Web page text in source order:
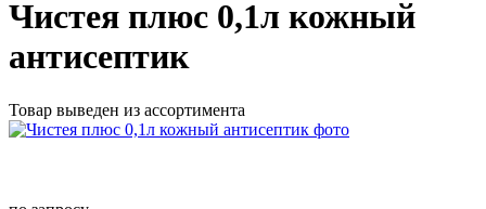
Чистея плюс 0,1л кожный
антисептик
Товар выведен из ассортимента